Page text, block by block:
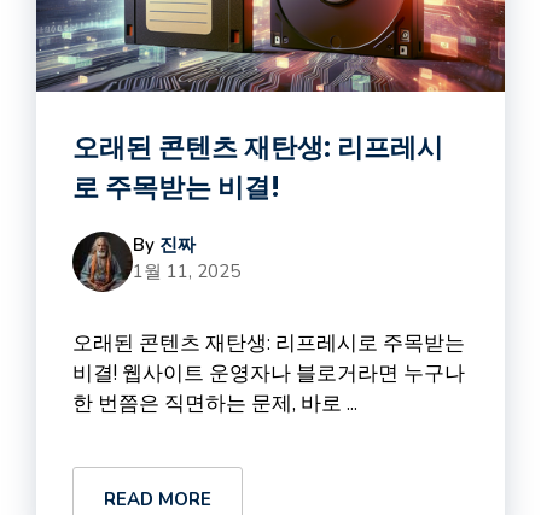
오래된 콘텐츠 재탄생: 리프레시
로 주목받는 비결!
By 진짜
1월 11, 2025
오래된 콘텐츠 재탄생: 리프레시로 주목받는
비결! 웹사이트 운영자나 블로거라면 누구나
한 번쯤은 직면하는 문제, 바로 ...
READ MORE